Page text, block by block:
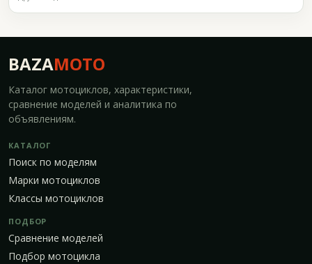
BAZAMOTO
Каталог мотоциклов, характеристики,
сравнение моделей и аналитика по
объявлениям.
КАТАЛОГ
Поиск по моделям
Марки мотоциклов
Классы мотоциклов
ПОДБОР
Сравнение моделей
Подбор мотоцикла